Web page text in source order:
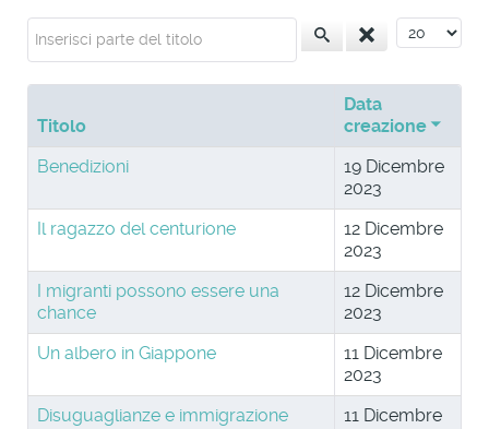
Inserisci parte del titolo Visualizza
Titolo
Data
creazione
Benedizioni
19 Dicembre
2023
Il ragazzo del centurione
12 Dicembre
2023
I migranti possono essere una
chance
12 Dicembre
2023
Un albero in Giappone
11 Dicembre
2023
Disuguaglianze e immigrazione
11 Dicembre